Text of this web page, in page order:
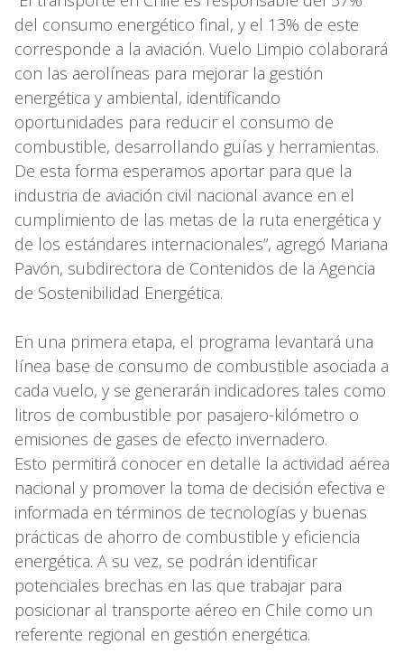
del consumo energético final, y el 13% de este
corresponde a la aviación. Vuelo Limpio colaborará
con las aerolíneas para mejorar la gestión
energética y ambiental, identificando
oportunidades para reducir el consumo de
combustible, desarrollando guías y herramientas.
De esta forma esperamos aportar para que la
industria de aviación civil nacional avance en el
cumplimiento de las metas de la ruta energética y
de los estándares internacionales”, agregó Mariana
Pavón, subdirectora de Contenidos de la Agencia
de Sostenibilidad Energética.
En una primera etapa, el programa levantará una
línea base de consumo de combustible asociada a
cada vuelo, y se generarán indicadores tales como
litros de combustible por pasajero-kilómetro o
emisiones de gases de efecto invernadero.
Esto permitirá conocer en detalle la actividad aérea
nacional y promover la toma de decisión efectiva e
informada en términos de tecnologías y buenas
prácticas de ahorro de combustible y eficiencia
energética. A su vez, se podrán identificar
potenciales brechas en las que trabajar para
posicionar al transporte aéreo en Chile como un
referente regional en gestión energética.